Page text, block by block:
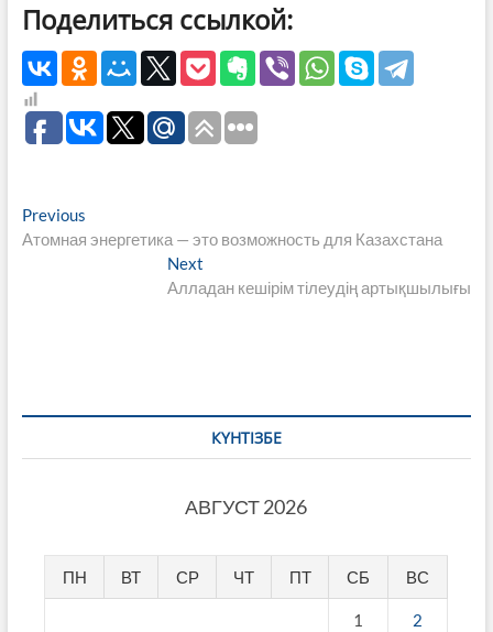
Поделиться ссылкой:
Навигация
по
PreviousPrevious
post:
Атомная энергетика — это возможность для Казахстана
Next
post:
Алладан кешірім тілеудің артықшылығы
КҮНТІЗБЕ
АВГУСТ 2026
ПН ВТ СР ЧТ ПТ СБ ВС
1 2